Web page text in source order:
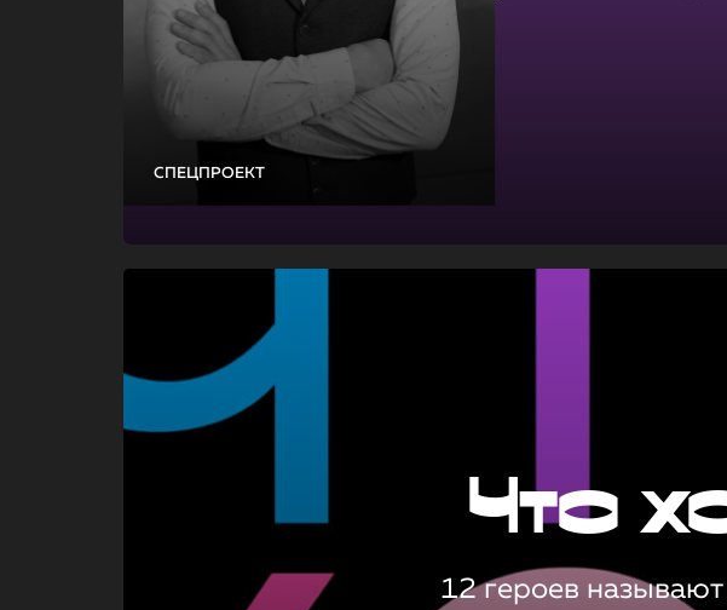
СПЕЦПРОЕКТ
Что
12 героев